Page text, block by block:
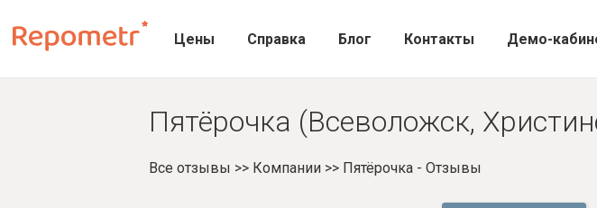
Цены Справка Блог Контакты Демо-
Пятёрочка (Всеволожск,
Все отзывы >> Компании>> Пятёрочка - Отзывы